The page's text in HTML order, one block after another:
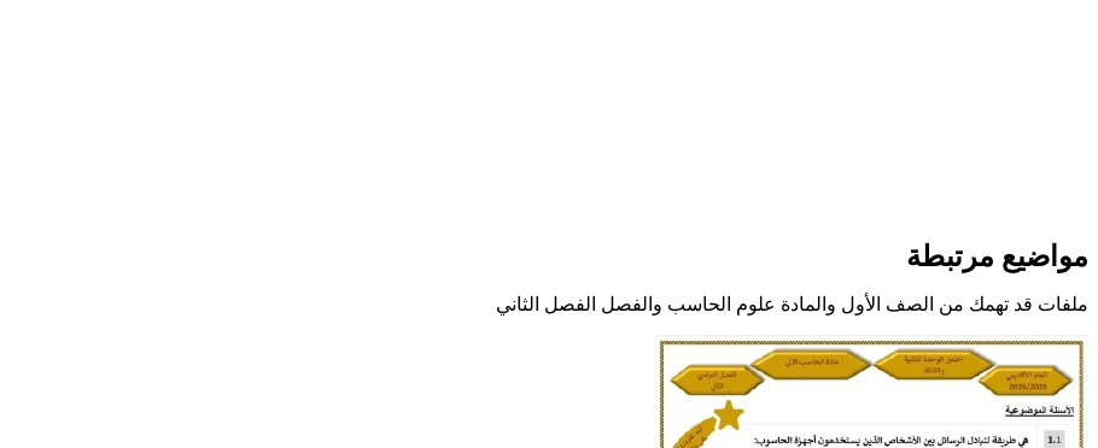
مواضيع مرتبطة
ملفات قد تهمك من الصف الأول والمادة علوم الحاسب والفصل الفصل الثاني